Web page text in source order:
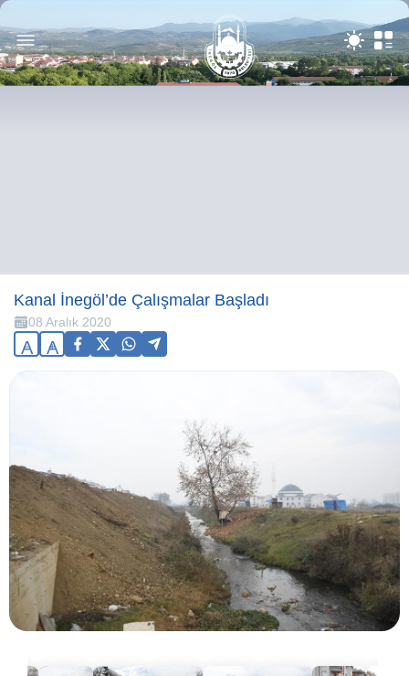
Kanal İnegöl’de Çalışmalar Başladı
08 Aralık 2020
A A